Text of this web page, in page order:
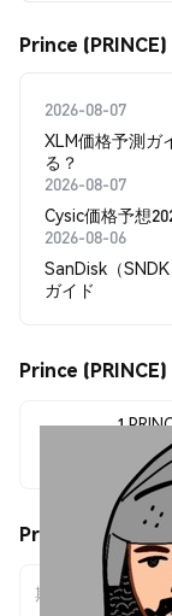
Prince (PRINCE)
2026-08-07
XLM価格予測ガ
る？
2026-08-07
Cysic価格予想
2026-08-06
SanDisk（
ガイド
Prince (PRINCE)
1
Prince (PRINCE)
期間